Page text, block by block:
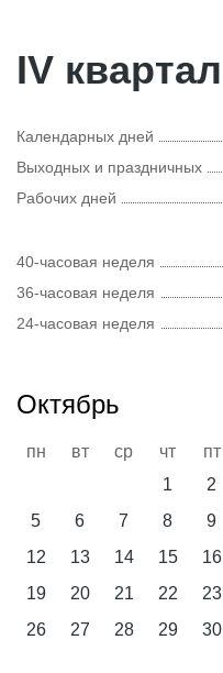
IV квартал
Календарных дней
Выходных и праздничных
Рабочих дней
40-часовая неделя
36-часовая неделя
24-часовая неделя
Октябрь
пн вт ср чт пт
1
2
5
6 7 8 9
12
13 14 15 16
19
20 21 22 23
26
27 28 29 30